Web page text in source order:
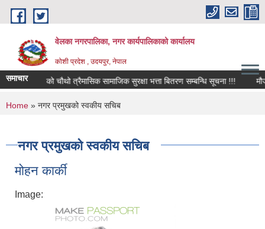
Skip to main content
वेलका नगरपालिका, नगर कार्यपालिकाको कार्यालय
कोशी प्रदेश , उदयपुर, नेपाल
समाचार
०८३ को चौथो त्रैमासिक सामाजिक सुरक्षा भत्ता बितरण सम्बन्धि सूचना !!! मौजुदा
You are here
Home » नगर प्रमुखको स्वकीय सचिब
नगर प्रमुखको स्वकीय सचिब
मोहन कार्की
Image: